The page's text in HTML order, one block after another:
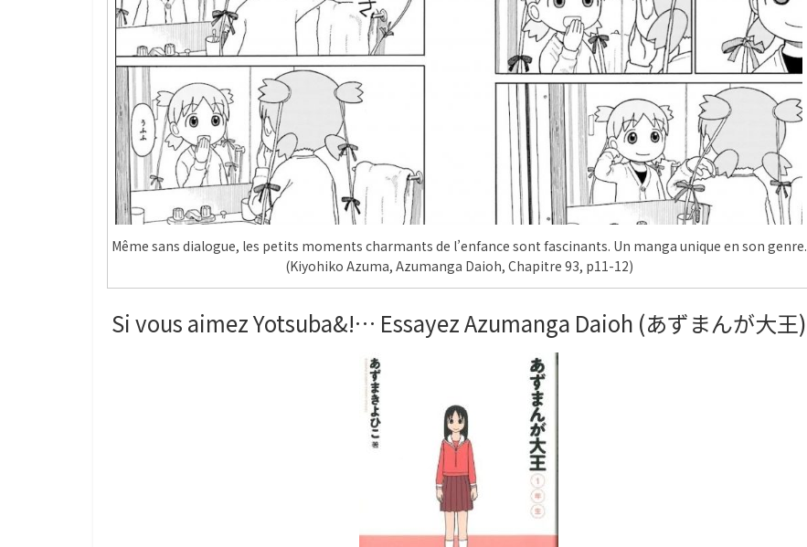
Même sans dialogue, les petits moments charmants de l’enfance sont fascinants. Un manga unique en son genre.
(Kiyohiko Azuma, Azumanga Daioh, Chapitre 93, p11-12)
Si vous aimez Yotsuba&!… Essayez Azumanga Daioh (あずまんが大王)